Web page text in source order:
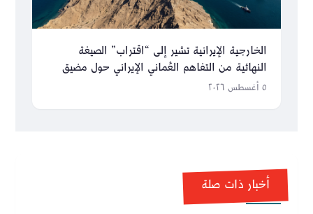
الخارجية الإيرانية تشير إلى “اقتراب” الصيغة
النهائية من التفاهم العُماني الإيراني حول مضيق
هرمز
٥ أغسطس ٢٠٢٦
أخبار ذات صلة